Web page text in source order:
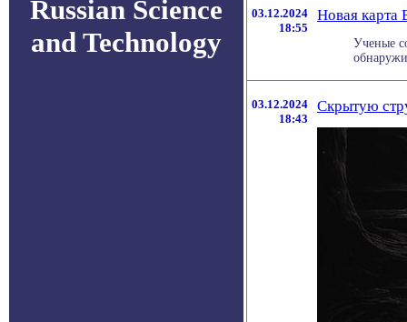
Russian Science
and Technology
03.12.2024
18:55
Новая карта
Ученые
03.12.2024
18:43
Скрытую